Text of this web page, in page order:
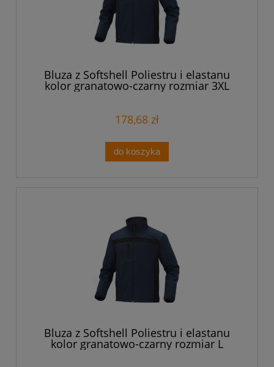
Bluza z Softshell Poliestru i elastanu
kolor granatowo-czarny rozmiar 3XL
LULE2BM3X
178,68 zł
do koszyka
Bluza z Softshell Poliestru i elastanu
kolor granatowo-czarny rozmiar L
LULE2BMGT